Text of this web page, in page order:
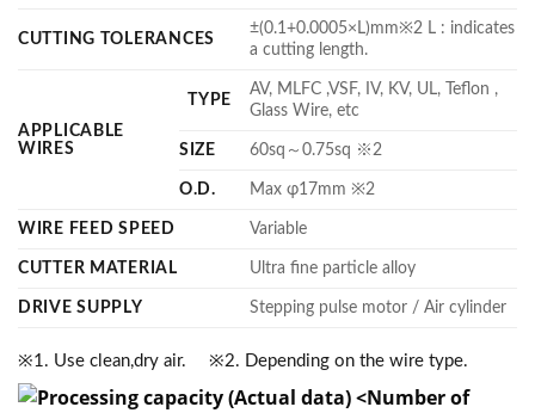
CUTTING TOLERANCES
±(0.1+0.0005×L)mm※2 L : indicates
a cutting length.
APPLICABLE
WIRES
TYPE
AV, MLFC ,VSF, IV, KV, UL, Teflon ,
Glass Wire, etc
SIZE 60sq～0.75sq ※2
O.D. Max φ17mm ※2
WIRE FEED SPEED Variable
CUTTER MATERIAL Ultra fine particle alloy
DRIVE SUPPLY Stepping pulse motor / Air cylinder
※1. Use clean,dry air. ※2. Depending on the wire type.